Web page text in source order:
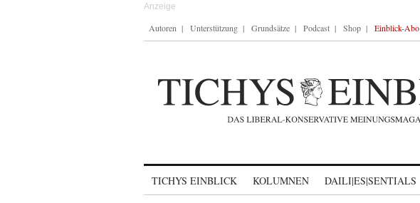
Autoren Unterstützung Grundsätze Podcast Shop Einblick-Abo
TICHYS EINBLICK KOLUMNEN DAILI|ES|SENTIALS